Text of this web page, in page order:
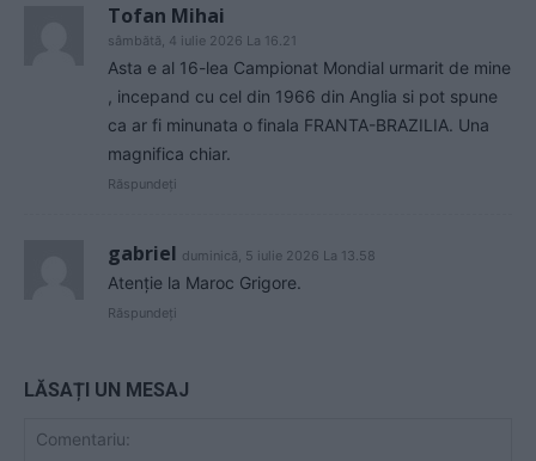
Tofan Mihai
sâmbătă, 4 iulie 2026 La 16.21
Asta e al 16-lea Campionat Mondial urmarit de mine
, incepand cu cel din 1966 din Anglia si pot spune
ca ar fi minunata o finala FRANTA-BRAZILIA. Una
magnifica chiar.
Răspundeți
gabriel duminică, 5 iulie 2026 La 13.58
Atenție la Maroc Grigore.
Răspundeți
LĂSAȚI UN MESAJ